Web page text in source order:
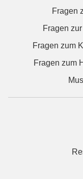
Fragen
Fragen
Fragen zum
Fragen zum